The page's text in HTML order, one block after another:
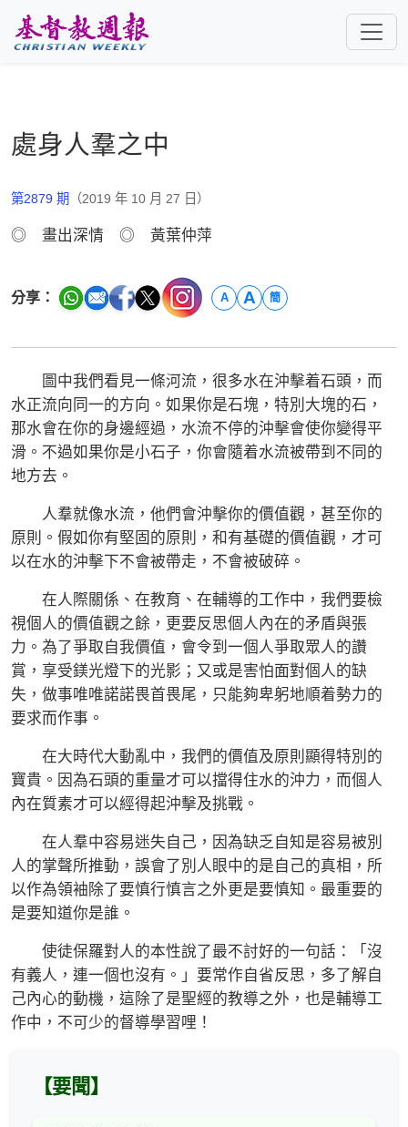
處身人羣之中
第2879 期 （2019 年 10 月 27 日）
◎ 畫出深情 ◎ 黃葉仲萍
分享： A A 簡
圖中我們看見一條河流，很多水在沖擊着石頭，而
水正流向同一的方向。如果你是石塊，特別大塊的石，
那水會在你的身邊經過，水流不停的沖擊會使你變得平
滑。不過如果你是小石子，你會隨着水流被帶到不同的
地方去。
人羣就像水流，他們會沖擊你的價值觀，甚至你的
原則。假如你有堅固的原則，和有基礎的價值觀，才可
以在水的沖擊下不會被帶走，不會被破碎。
在人際關係、在教育、在輔導的工作中，我們要檢
視個人的價值觀之餘，更要反思個人內在的矛盾與張
力。為了爭取自我價值，會令到一個人爭取眾人的讚
賞，享受鎂光燈下的光影；又或是害怕面對個人的缺
失，做事唯唯諾諾畏首畏尾，只能夠卑躬地順着勢力的
要求而作事。
在大時代大動亂中，我們的價值及原則顯得特別的
寶貴。因為石頭的重量才可以擋得住水的沖力，而個人
內在質素才可以經得起沖擊及挑戰。
在人羣中容易迷失自己，因為缺乏自知是容易被別
人的掌聲所推動，誤會了別人眼中的是自己的真相，所
以作為領袖除了要慎行慎言之外更是要慎知。最重要的
是要知道你是誰。
使徒保羅對人的本性說了最不討好的一句話：「沒
有義人，連一個也沒有。」要常作自省反思，多了解自
己內心的動機，這除了是聖經的教導之外，也是輔導工
作中，不可少的督導學習哩！
【要聞】